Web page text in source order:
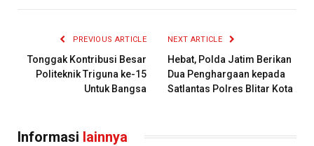
PREVIOUS ARTICLE
Tonggak Kontribusi Besar
Politeknik Triguna ke-15
Untuk Bangsa
NEXT ARTICLE
Hebat, Polda Jatim Berikan
Dua Penghargaan kepada
Satlantas Polres Blitar Kota
Informasi lainnya